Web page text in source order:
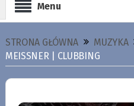
Menu
STRONA GŁÓWNA MUZYKA
MEISSNER | CLUBBING